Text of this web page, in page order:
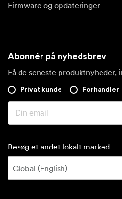
Firmware og opdateringer
Abonnér på nyhedsbrev
Få de seneste
Privat kunde Forhandler
Besøg et andet lokalt marked